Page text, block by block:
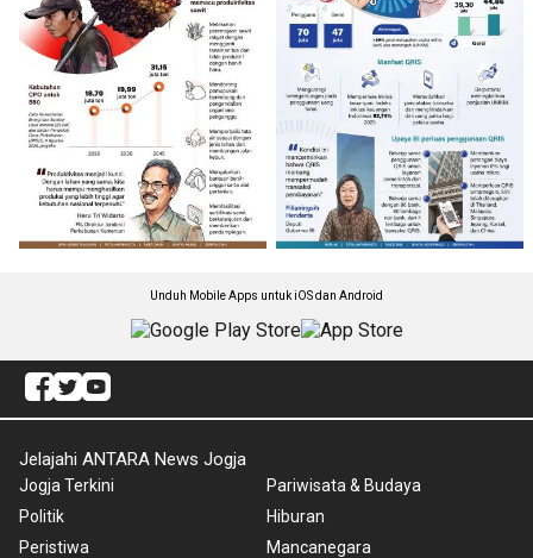
Unduh Mobile Apps untuk iOS dan Android
Jelajahi ANTARA News Jogja
Jogja Terkini
Politik
Peristiwa
Pariwisata & Budaya
Hiburan
Mancanegara